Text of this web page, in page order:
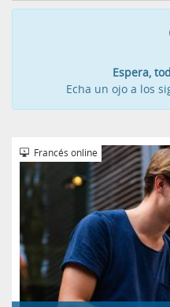
Espera,
Echa un ojo a los
Francés online